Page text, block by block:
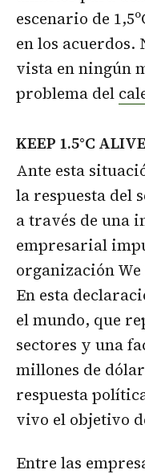
escenario de
en los acuerdos.
vista en ningún
problema del
KEEP 1.5°C ALIVE
Ante esta
la respuesta del
a través de una
empresarial
organización
En esta
el mundo, que
sectores y una
millones de
respuesta
vivo el objetivo
Entre las